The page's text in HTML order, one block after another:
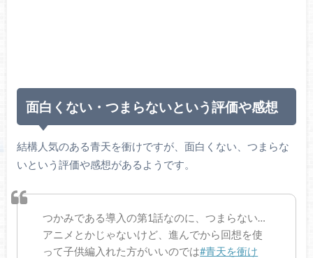
面白くない・つまらないという評価や感想
結構人気のある青天を衝けですが、面白くない、つまらな
いという評価や感想があるようです。
つかみである導入の第1話なのに、つまらない…
アニメとかじゃないけど、進んでから回想を使
って子供編入れた方がいいのでは#青天を衝け